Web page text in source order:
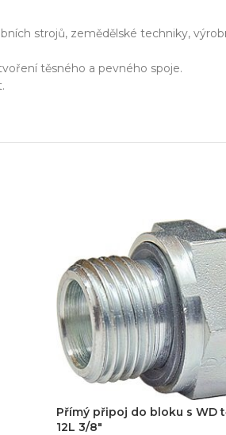
strojů, zemědělské techniky,
těsného a pevného spoje.
Přímý připoj do bloku s WD
12L 3/8″